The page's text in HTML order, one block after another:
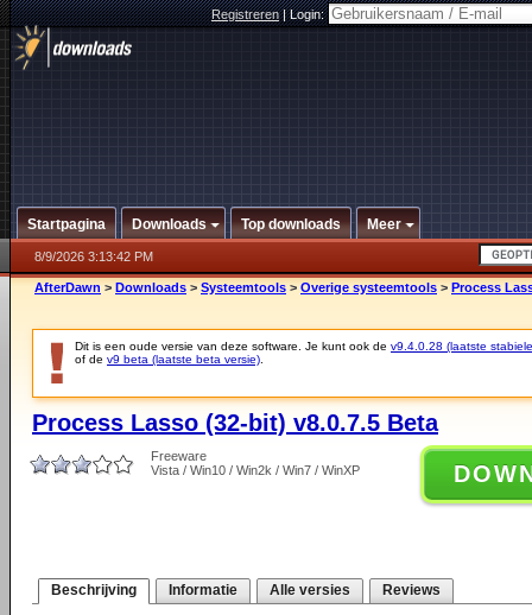
Registreren|Login:
Startpagina Downloads Top downloads Meer
8/9/2026 3:13:42 PM
AfterDawn > Downloads > Systeemtools > Overige systeemtools > Process
Dit is een oude versie van deze software. Je kunt ook de v9.4.0.28 (laatste
of de v9 beta (laatste beta versie)
Process Lasso (32-bit) v8.0.7.5 Beta
Freeware
Vista / Win10 / Win2k / Win7 / WinXP
Beschrijving Informatie Alle versies Reviews